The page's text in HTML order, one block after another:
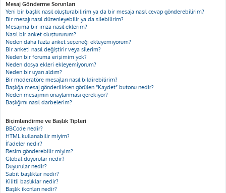
Mesaj Gönderme Sorunları
Yeni bir başlık nasıl oluşturabilirim ya da bir mesaja nasıl cevap gönderebilirim?
Bir mesajı nasıl düzenleyebilir ya da silebilirim?
Mesajıma bir imza nasıl eklerim?
Nasıl bir anket oluştururum?
Neden daha fazla anket seçeneği ekleyemiyorum?
Bir anketi nasıl değiştirir veya silerim?
Neden bir foruma erişimim yok?
Neden dosya ekleri ekleyemiyorum?
Neden bir uyarı aldım?
Bir moderatöre mesajları nasıl bildirebilirim?
Başlığa mesaj gönderilirken görülen “Kaydet” butonu nedir?
Neden mesajımın onaylanması gerekiyor?
Başlığımı nasıl darbelerim?
Biçimlendirme ve Başlık Tipleri
BBCode nedir?
HTML kullanabilir miyim?
İfadeler nedir?
Resim gönderebilir miyim?
Global duyurular nedir?
Duyurular nedir?
Sabit başlıklar nedir?
Kilitli başlıklar nedir?
Başlık ikonları nedir?